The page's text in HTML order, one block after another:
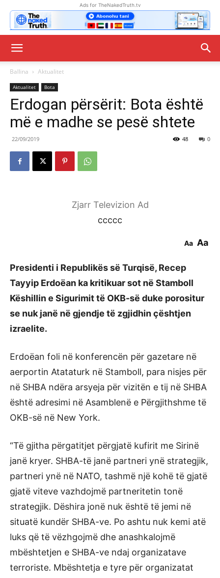
Ads for TheNakedTruth.tv
Ballina Aktualitet
Aktualitet Bota
Erdogan përsërit: Bota është
më e madhe se pesë shtete
22/09/2019 0
48
Zjarr Televizion Ad
ccccc
Aa Aa
Presidenti i Republikës së Turqisë, Recep
Tayyip Erdoëan ka kritikuar sot në Stamboll
Këshillin e Sigurimit të OKB-së duke porositur
se nuk janë në gjendje të zgjidhin çështjen
izraelite.
Erdoëan foli në konferencën për gazetare në
aerportin Atataturk në Stamboll, para nisjes për
në SHBA ndëra arsyeja për vizitën e tij në SHBA
është adresimi në Asamblenë e Përgjithshme të
OKB-së në New York.
“Të gjitha përgatitjet përgjatë kufirit me Sirinë
janë kryer. SHBA-të janë partneri ynë strategjik,
partneri ynë në NATO, tashmë një kohë të gjatë
gjatë viteve vazhdojmë partneritetin tonë
strategjik. Dëshira jonë nuk është të jemi në
situatë kundër SHBA-ve. Po ashtu nuk kemi atë
luks që të vëzhgojmë dhe anashkalojmë
mbështetjen e SHBA-ve ndaj organizatave
terroriste. Mbështetja e tyre për organizatat